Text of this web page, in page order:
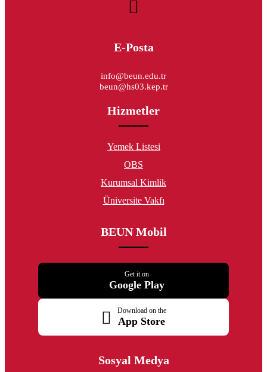
E-Posta
info@beun.edu.tr
beun@hs03.kep.tr
Hizmetler
Yemek Listesi
OBS
Kurumsal Kimlik
Üniversite Vakfı
BEUN Mobil
Get it on
Google Play
Download on the
App Store
Sosyal Medya